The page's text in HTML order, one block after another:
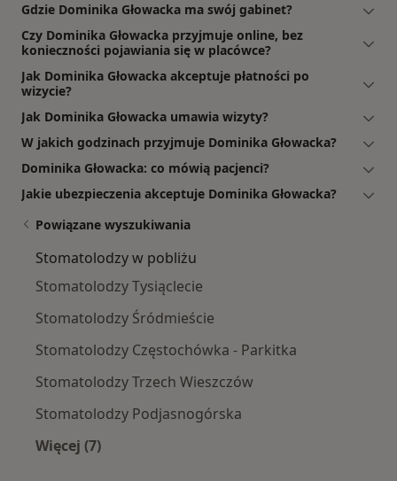
Gdzie Dominika Głowacka ma swój gabinet?
Czy Dominika Głowacka przyjmuje online, bez
konieczności pojawiania się w placówce?
Jak Dominika Głowacka akceptuje płatności po
wizycie?
Jak Dominika Głowacka umawia wizyty?
W jakich godzinach przyjmuje Dominika Głowacka?
Dominika Głowacka: co mówią pacjenci?
Jakie ubezpieczenia akceptuje Dominika Głowacka?
Powiązane wyszukiwania
Stomatolodzy w pobliżu
Stomatolodzy Tysiąclecie
Stomatolodzy Śródmieście
Stomatolodzy Częstochówka - Parkitka
Stomatolodzy Trzech Wieszczów
Stomatolodzy Podjasnogórska
Więcej (7)